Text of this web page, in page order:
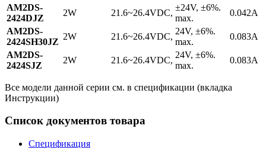
AM2DS-
2424DJZ
2W 21.6~26.4VDC,
±24V, ±6%.
max.
0.042A
AM2DS-
2424SH30JZ
2W 21.6~26.4VDC,
24V, ±6%.
max.
0.083A
AM2DS-
2424SJZ
2W 21.6~26.4VDC,
24V, ±6%.
max.
0.083A
Все модели данной серии см. в спецификации (вкладка
Инструкции)
Список документов товара
Спецификация